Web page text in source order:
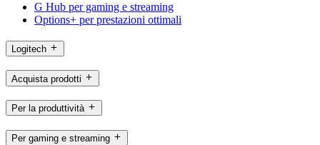
G Hub per gaming e streaming
Options+ per prestazioni ottimali
Logitech
Acquista prodotti
Per la produttività
Per gaming e streaming